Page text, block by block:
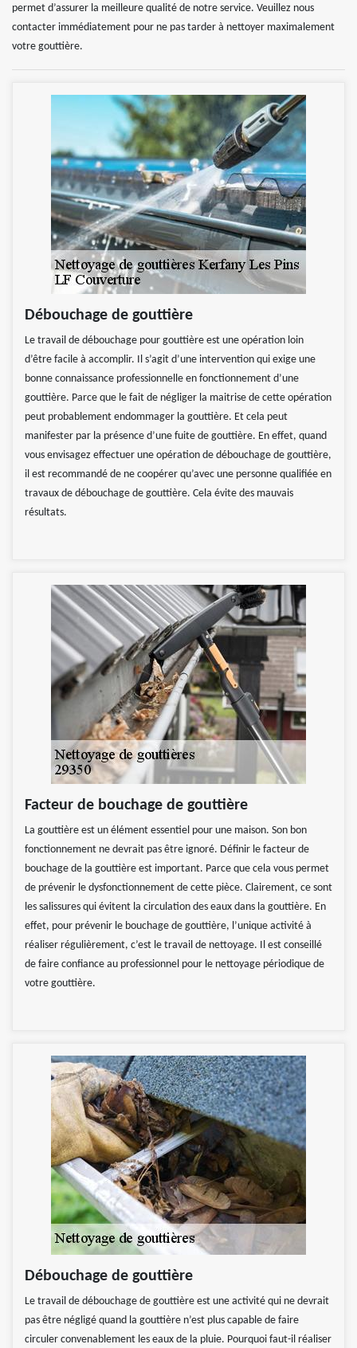
permet d’assurer la meilleure qualité de notre service. Veuillez nous
contacter immédiatement pour ne pas tarder à nettoyer maximalement
votre gouttière.
Débouchage de gouttière
Le travail de débouchage pour gouttière est une opération loin
d’être facile à accomplir. Il s’agit d’une intervention qui exige une
bonne connaissance professionnelle en fonctionnement d’une
gouttière. Parce que le fait de négliger la maitrise de cette opération
peut probablement endommager la gouttière. Et cela peut
manifester par la présence d’une fuite de gouttière. En effet, quand
vous envisagez effectuer une opération de débouchage de gouttière,
il est recommandé de ne coopérer qu’avec une personne qualifiée en
travaux de débouchage de gouttière. Cela évite des mauvais
résultats.
Facteur de bouchage de gouttière
La gouttière est un élément essentiel pour une maison. Son bon
fonctionnement ne devrait pas être ignoré. Définir le facteur de
bouchage de la gouttière est important. Parce que cela vous permet
de prévenir le dysfonctionnement de cette pièce. Clairement, ce sont
les salissures qui évitent la circulation des eaux dans la gouttière. En
effet, pour prévenir le bouchage de gouttière, l’unique activité à
réaliser régulièrement, c’est le travail de nettoyage. Il est conseillé
de faire confiance au professionnel pour le nettoyage périodique de
votre gouttière.
Débouchage de gouttière
Le travail de débouchage de gouttière est une activité qui ne devrait
pas être négligé quand la gouttière n’est plus capable de faire
circuler convenablement les eaux de la pluie. Pourquoi faut-il réaliser